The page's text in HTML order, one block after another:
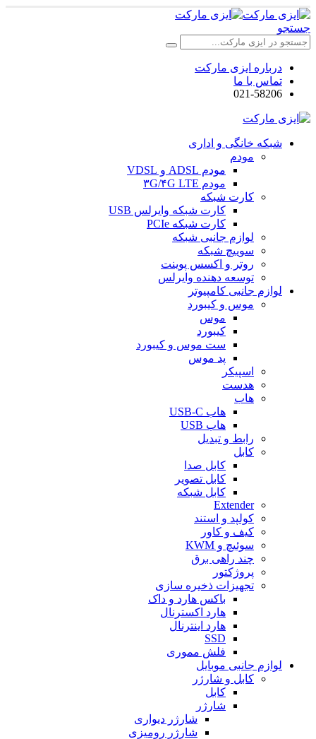
جستجو
درباره ایزی مارکت
تماس با ما
021-58206
شبکه خانگی و اداری
مودم
مودم ADSL و VDSL
مودم ۳G/۴G LTE
کارت شبکه
کارت شبکه وایرلس USB
کارت شبکه PCIe
لوازم جانبی شبکه
سوییچ شبکه
روتر و اکسس پوینت
توسعه دهنده وایرلس
لوازم جانبی کامپیوتر
موس و کیبورد
موس
کیبورد
ست موس و کیبورد
پد موس
اسپیکر
هدست
هاب
هاب USB-C
هاب USB
رابط و تبدیل
کابل
کابل صدا
کابل تصویر
کابل شبکه
Extender
کولپد و استند
کیف و کاور
سوئیچ و KWM
چند راهی برق
پروژکتور
تجهیزات ذخیره سازی
باکس هارد و داک
هارد اکسترنال
هارد اینترنال
SSD
فلش مموری
لوازم جانبی موبایل
کابل و شارژر
کابل
شارژر
شارژر دیواری
شارژر رومیزی